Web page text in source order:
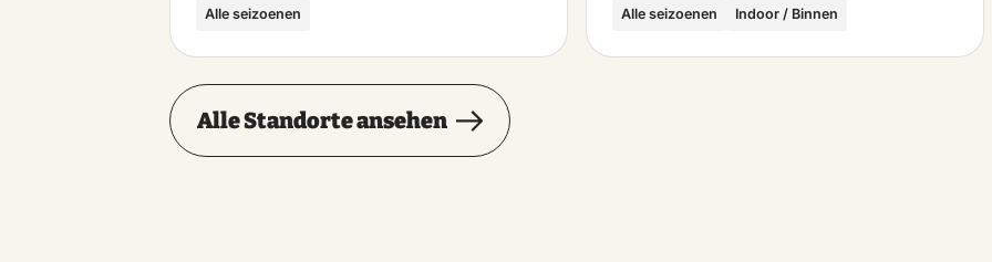
Alle seizoenen Alle seizoenen Indoor / Binnen
Alle Standorte ansehen